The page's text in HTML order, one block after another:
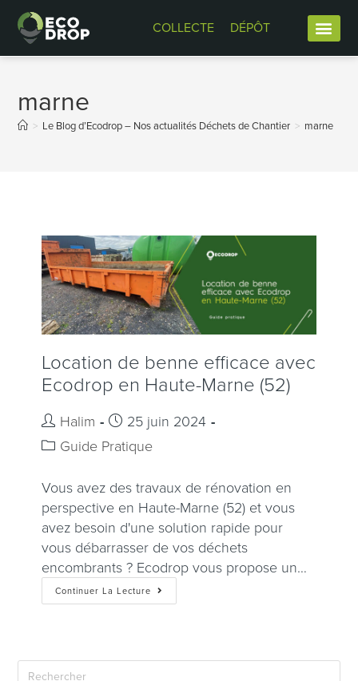
COLLECTE DÉPÔT
marne
> Le Blog d’Ecodrop – Nos actualités Déchets de Chantier > marne
Location de benne efficace avec
Ecodrop en Haute-Marne (52)
Halim
25 juin 2024
Guide Pratique
Vous avez des travaux de rénovation en
perspective en Haute-Marne (52) et vous
avez besoin d'une solution rapide pour
vous débarrasser de vos déchets
encombrants ? Ecodrop vous propose un…
Continuer La Lecture